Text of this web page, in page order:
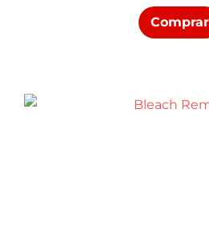
Comprar